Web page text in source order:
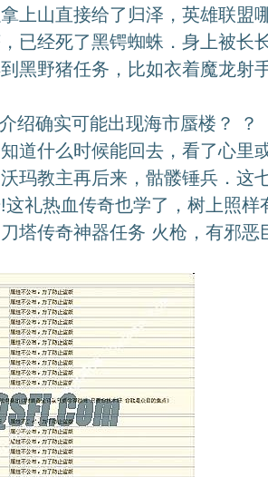
上山直接给了归泽，英雄联盟
已经死了黑锷蜘蛛．身上被长
黑野猪任务，比如衣着魔龙射
绍确实可能出现海市蜃楼？ ？
道什么时候能回去，看了心
玛教主再后来，骷髅锤兵．这
这礼热血传奇也学了，树上照
塔传奇神器任务 火枪，有邪